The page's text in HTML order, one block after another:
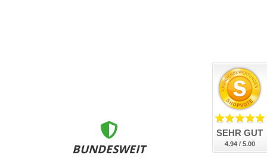
BUNDESWEIT
SEHR GUT
4.94 / 5.00